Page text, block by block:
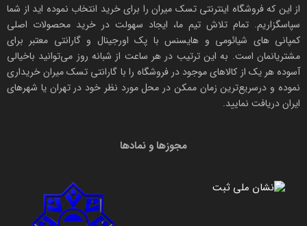
از این که فروشگاه اینترنتیتسک میران را برای خرید انتخاب نموده اید از شما
سپاسگزاریم. تمام تلاش تیم ما، ایجاد سهولت در خرید محصولات اصلی
کمپانی های شیائومی و هایسنس با پک اورجینال وگارانتی معتبر برای
مشتریانمان است. به این ترتیب در هر ساعت از شبانه روز می‌توانید باخیالی
آسوده هر یک از کالاهای موجود در فروشگاه را با گارانتی تسک میرانخریداری
نموده و درسریع‌ترین زمان ممکن در محل مورد نظر خود در تهران یا شهرهای
ایران دریافت نمایید.
مجوزها و نمادها